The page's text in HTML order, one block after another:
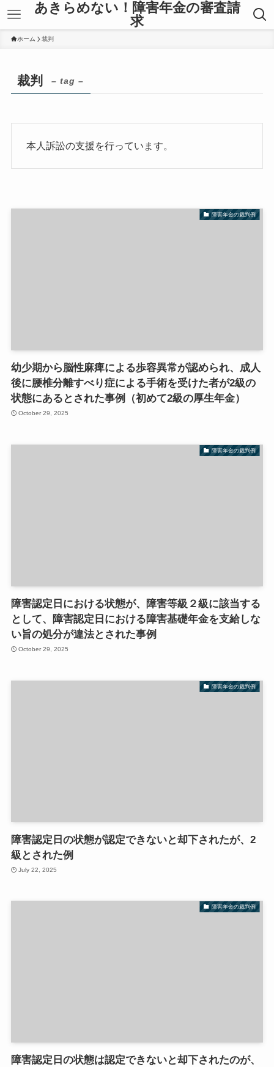
あきらめない！障害年金の審査請
求
ホーム 裁判
裁判 – tag –
本人訴訟の支援を行っています。
障害年金の裁判例
幼少期から脳性麻痺による歩容異常が認められ、成人
後に腰椎分離すべり症による手術を受けた者が2級の
状態にあるとされた事例（初めて2級の厚生年金）
October 29, 2025
障害年金の裁判例
障害認定日における状態が、障害等級２級に該当する
として、障害認定日における障害基礎年金を支給しな
い旨の処分が違法とされた事例
October 29, 2025
障害年金の裁判例
障害認定日の状態が認定できないと却下されたが、2
級とされた例
July 22, 2025
障害年金の裁判例
障害認定日の状態は認定できないと却下されたのが、